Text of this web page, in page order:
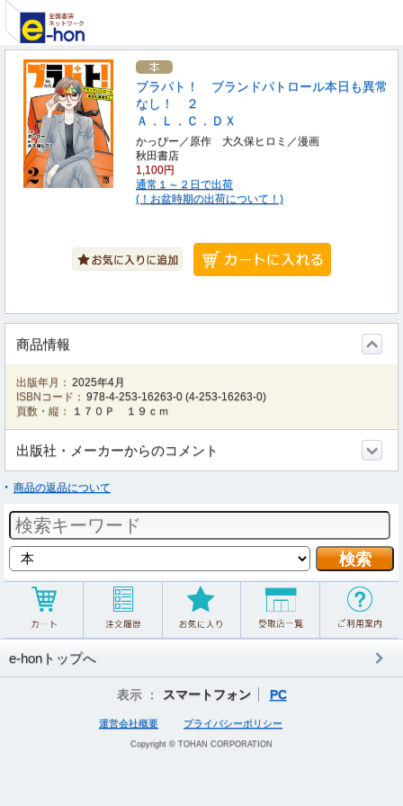
ブラパト！ ブランドパトロール本日も異常
なし！ ２
Ａ．Ｌ．Ｃ．ＤＸ
かっぴー／原作 大久保ヒロミ／漫画
秋田書店
1,100円
通常１～２日で出荷
(！お盆時期の出荷について！)
商品情報
出版年月： 2025年4月
ISBNコード： 978-4-253-16263-0 (4-253-16263-0)
頁数・縦：
１７０Ｐ １９ｃｍ
出版社・メーカーからのコメント
商品の返品について
e-honトップへ
表示 ： スマートフォン PC
運営会社概要 プライバシーポリシー
Copyright © TOHAN CORPORATION